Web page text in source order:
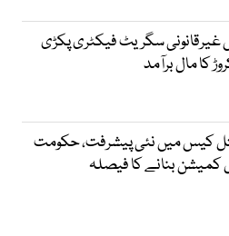
غیرقانونی سگریٹ فیکٹری پکڑی
کیس میں نئی پیشرفت، حکومت
کمیشن بنانے کا فیصلہ